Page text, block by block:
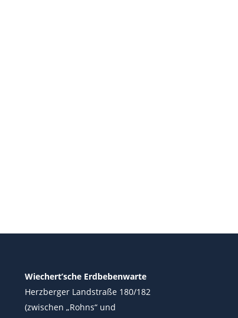
Wiechert’sche Erdbebenwarte
Herzberger Landstraße 180/182
(zwischen „Rohns“ und